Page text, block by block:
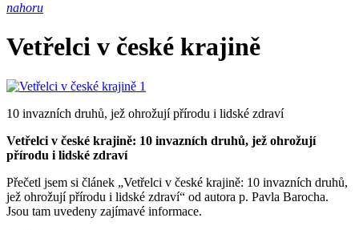
nahoru
Vetřelci v české krajině
10 invazních druhů, jež ohrožují přírodu i lidské zdraví
Vetřelci v české krajině: 10 invazních druhů, jež ohrožují
přírodu i lidské zdraví
Přečetl jsem si článek „Vetřelci v české krajině: 10 invazních druhů,
jež ohrožují přírodu i lidské zdraví“ od autora p. Pavla Barocha.
Jsou tam uvedeny zajímavé informace.